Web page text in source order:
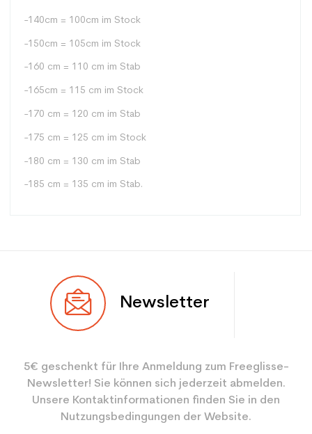
-140cm = 100cm im Stock
-150cm = 105cm im Stock
-160 cm = 110 cm im Stab
-165cm = 115 cm im Stock
-170 cm = 120 cm im Stab
-175 cm = 125 cm im Stock
-180 cm = 130 cm im Stab
-185 cm = 135 cm im Stab.
Benutzer Gemischt
Farbe Grün
CO2-Einsparungen für
den Planeten (in kg)
0.34
Newsletter
5€ geschenkt für Ihre Anmeldung zum Freeglisse-
Newsletter! Sie können sich jederzeit abmelden.
Unsere Kontaktinformationen finden Sie in den
Nutzungsbedingungen der Website.